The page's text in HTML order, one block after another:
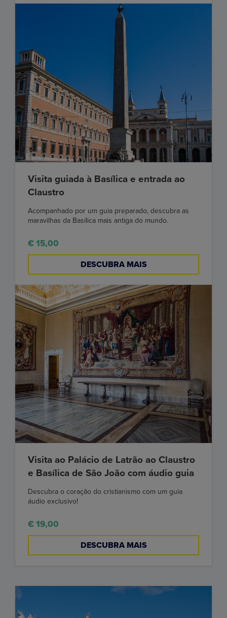
Visita guiada à Basílica e entrada ao
Claustro
Acompanhado por um guia preparado, descubra as
maravilhas da Basílica mais antiga do mundo.
€ 15,00
DESCUBRA MAIS
Visita ao Palácio de Latrão ao Claustro
e Basílica de São João com áudio guia
Descubra o coração do cristianismo com um guia
áudio exclusivo!
€ 19,00
DESCUBRA MAIS